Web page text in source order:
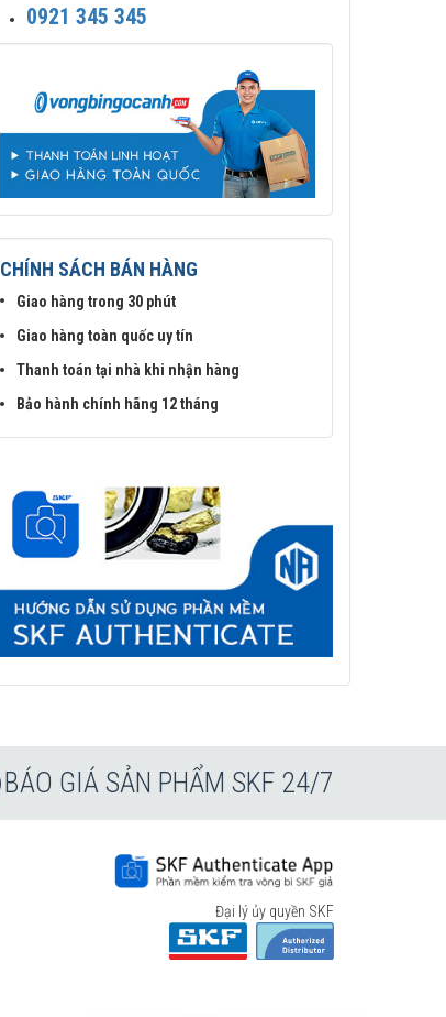
0921 345 345
CHÍNH SÁCH BÁN HÀNG
Giao hàng trong 30 phút
Giao hàng toàn quốc uy tín
Thanh toán tại nhà khi nhận hàng
Bảo hành chính hãng 12 tháng
BÁO GIÁ SẢN PHẨM SKF 24/7
Đại lý ủy quyền SKF